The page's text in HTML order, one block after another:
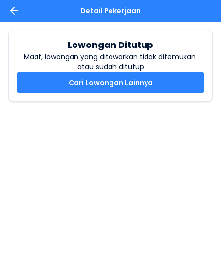
Detail Pekerjaan
Lowongan Ditutup
Maaf, lowongan yang ditawarkan tidak ditemukan
atau sudah ditutup
Cari Lowongan Lainnya